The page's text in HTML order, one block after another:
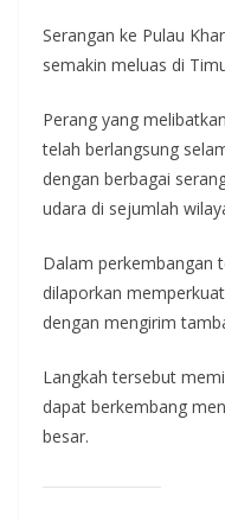
Serangan ke Pulau
semakin meluas di
Perang yang
telah berlangsung
dengan berbagai
udara di sejumlah
Dalam perkembangan
dilaporkan
dengan mengirim
Langkah tersebut
dapat berkembang
besar.